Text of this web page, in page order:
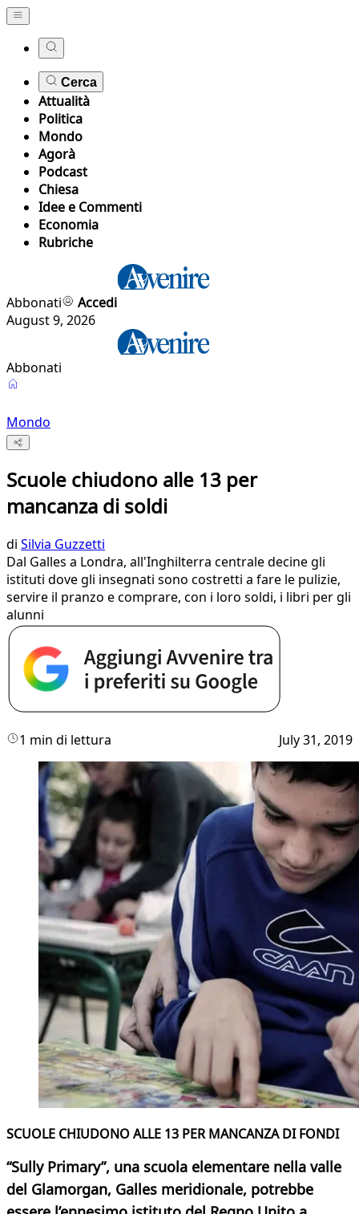
Cerca
Attualità
Politica
Mondo
Agorà
Podcast
Chiesa
Idee e Commenti
Economia
Rubriche
Abbonati
Accedi
August 9, 2026
Abbonati
Mondo
Scuole chiudono alle 13 per
mancanza di soldi
di Silvia Guzzetti
Dal Galles a Londra, all'Inghilterra centrale decine gli
istituti dove gli insegnati sono costretti a fare le pulizie,
servire il pranzo e comprare, con i loro soldi, i libri per gli
alunni
1 min di lettura July 31, 2019
SCUOLE CHIUDONO ALLE 13 PER MANCANZA DI FONDI
“Sully Primary”, una scuola elementare nella valle
del Glamorgan, Galles meridionale, potrebbe